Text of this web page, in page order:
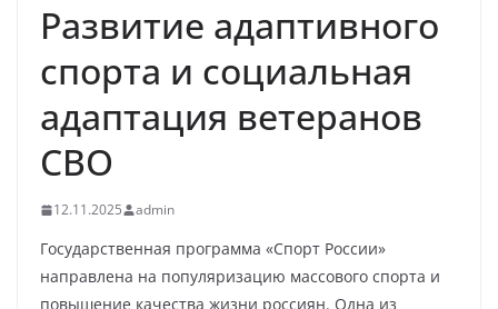
Развитие адаптивного
спорта и социальная
адаптация ветеранов
СВО
12.11.2025 admin
Государственная программа «Спорт России»
направлена на популяризацию массового спорта и
повышение качества жизни россиян. Одна из